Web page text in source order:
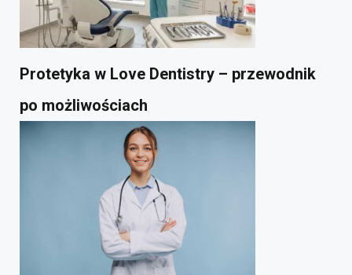
Protetyka w Love Dentistry – przewodnik
po możliwościach